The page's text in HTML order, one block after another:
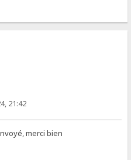
21:42
merci bien